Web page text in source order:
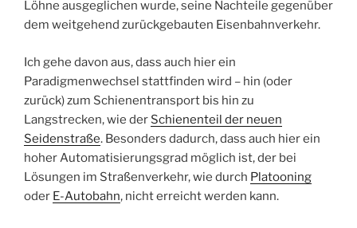
Löhne ausgeglichen wurde, seine Nachteile gegenüber
dem weitgehend zurückgebauten Eisenbahnverkehr.
Ich gehe davon aus, dass auch hier ein
Paradigmenwechsel stattfinden wird – hin (oder
zurück) zum Schienentransport bis hin zu
Langstrecken, wie der Schienenteil der neuen
Seidenstraße. Besonders dadurch, dass auch hier ein
hoher Automatisierungsgrad möglich ist, der bei
Lösungen im Straßenverkehr, wie durch Platooning
oder E-Autobahn, nicht erreicht werden kann.